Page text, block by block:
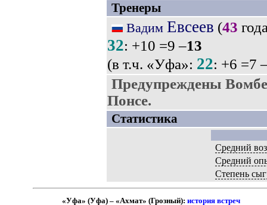
Тренеры
Вадим Евсеев (43
32: +10 =9 –13
(в т.ч. «Уфа»: 22: +6 =7
Предупреждены
Понсе.
Статистика
Средний
Средний
Степень
«Уфа» (Уфа) – «Ахмат» (Грозный):история встреч